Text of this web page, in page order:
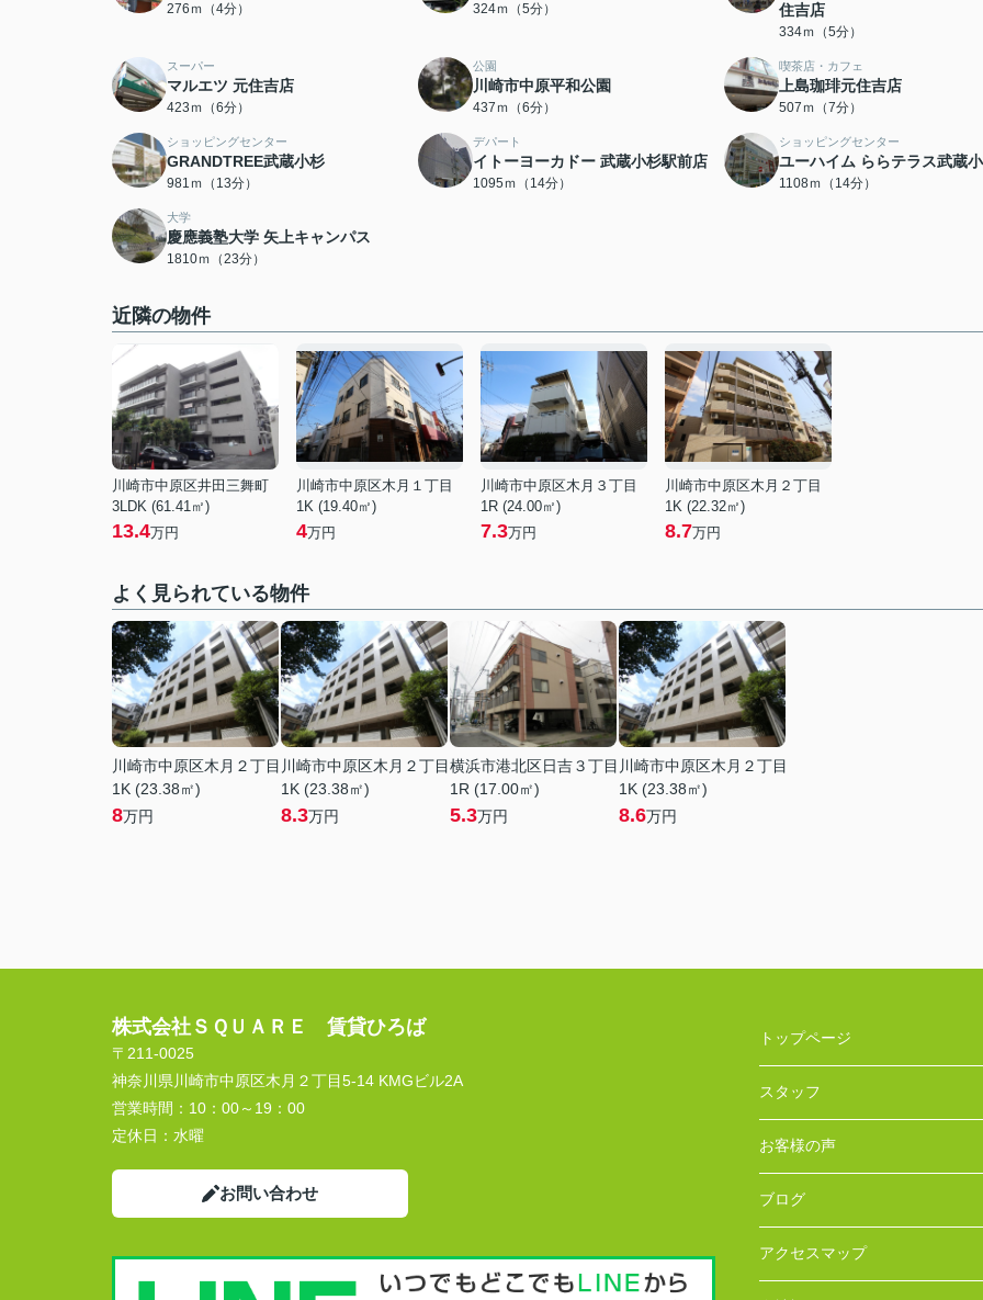
276ｍ（4分） 324ｍ（5分）
住吉店
334ｍ（5分）
スーパー
マルエツ 元住吉店
423ｍ（6分）
公園
川崎市中原平和公園
437ｍ（6分）
喫茶店・カフェ
上島珈琲元住吉店
507ｍ（7分）
ショッピングセンター
GRANDTREE武蔵小杉
981ｍ（13分）
デパート
イトーヨーカドー 武蔵小杉駅前店
1095ｍ（14分）
ショッピングセンター
ユーハイム ららテラス武蔵
1108ｍ（14分）
大学
慶應義塾大学 矢上キャンパス
1810ｍ（23分）
近隣の物件
川崎市中原区井田三舞町
3LDK (61.41㎡)
13.4万円
川崎市中原区木月１丁目
1K (19.40㎡)
4万円
川崎市中原区木月３丁目
1R (24.00㎡)
7.3万円
川崎市中原区木月２丁目
1K (22.32㎡)
8.7万円
よく見られている物件
川崎市中原区木月２丁目
1K (23.38㎡)
8万円
川崎市中原区木月２丁目
1K (23.38㎡)
8.3万円
横浜市港北区日吉３丁目
1R (17.00㎡)
5.3万円
川崎市中原区木月２丁目
1K (23.38㎡)
8.6万円
株式会社ＳＱＵＡＲＥ 賃貸ひろば
〒211-0025
神奈川県川崎市中原区木月２丁目5-14 KMGビル2A
営業時間： 10：00～19：00
定休日： 水曜
お問い合わせ
トップページ
スタッフ
お客様の声
ブログ
アクセスマップ